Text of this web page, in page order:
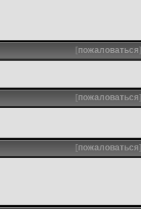
[пожаловаться]
[пожаловаться]
[пожаловаться]